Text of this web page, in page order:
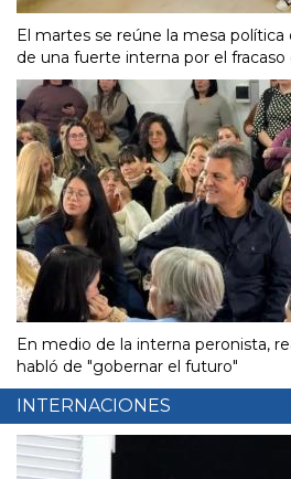
El martes se reúne la mesa
de una fuerte interna por el fracaso
En medio de la interna peronista,
habló de "gobernar el futuro"
INTERNACIONES